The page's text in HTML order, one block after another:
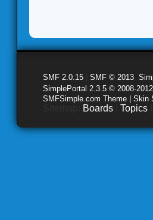
SMF 2.0.15 SMF © 2013
SimplePortal 2.3.5 © 2008-
SMFSimple.com Theme | Skin
Boards Topics